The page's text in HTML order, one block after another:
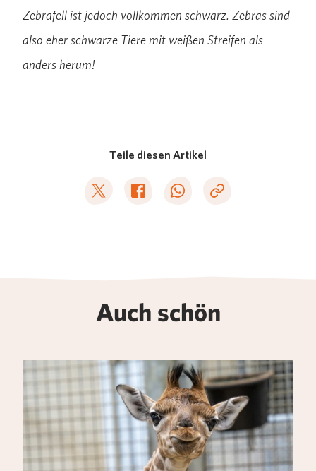
Zebrafell ist jedoch vollkommen schwarz. Zebras sind
also eher schwarze Tiere mit weißen Streifen als
anders herum!
Teile diesen Artikel
Deel op TwitterDeel op Facebook
Deel op WhatsApp
Kopieer link
Auch schön